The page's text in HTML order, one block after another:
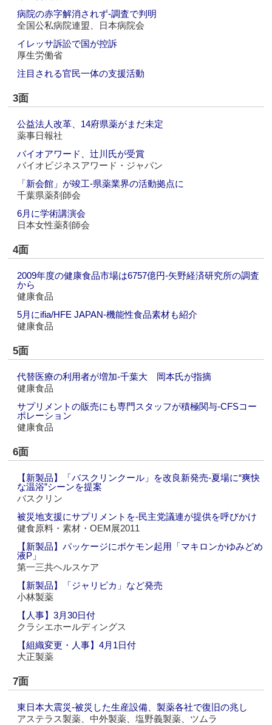
病院の赤字解消されず‐調査で判明
全国公私病院連盟、日本病院会
イレッサ訴訟で国が控訴
厚生労働省
注目される官民一体の支援活動
3面
公益法人改革、14府県薬がまだ未定
薬事日報社
バイオアワード、辻川氏が受賞
バイオビジネスアワード・ジャパン
「新会館」が竣工‐県薬業界の活動拠点に
千葉県薬剤師会
6月に学術講演会
日本女性薬剤師会
4面
2009年度の健康食品市場は6757億円‐矢野経済研究所の調査
から
健康食品
5月にifia/HFE JAPAN‐機能性食品素材も紹介
健康食品
5面
代替医療の利用者が増加‐千葉大 岡本氏が指摘
健康食品
サプリメントの販売にも専門スタッフが積極関与‐CFSコー
ポレーション
健康食品
6面
【新製品】「バスクリンクール」を改良新発売‐夏場に“爽快
な温浴”シーンを提案
バスクリン
被災地支援にサプリメントを‐民主党議連が提供を呼びかけ
健食原料・素材・OEM展2011
【新製品】パッケージにポケモン起用「マキロンかゆみどめ
液P」
第一三共ヘルスケア
【新製品】「ジャリピカ」など発売
小林製薬
【人事】3月30日付
クラシエホールディングス
【組織変更・人事】4月1日付
大正製薬
7面
東日本大震災‐被災した生産設備、製薬各社で復旧の兆し
アステラス製薬、中外製薬、塩野義製薬、ツムラ